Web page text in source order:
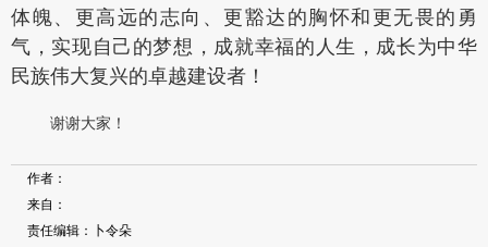
体魄、更高远的志向、更豁达的胸怀和更无畏的勇
气，实现自己的梦想，成就幸福的人生，成长为中华
民族伟大复兴的卓越建设者！
谢谢大家！
作者：
来自：
责任编辑：卜令朵